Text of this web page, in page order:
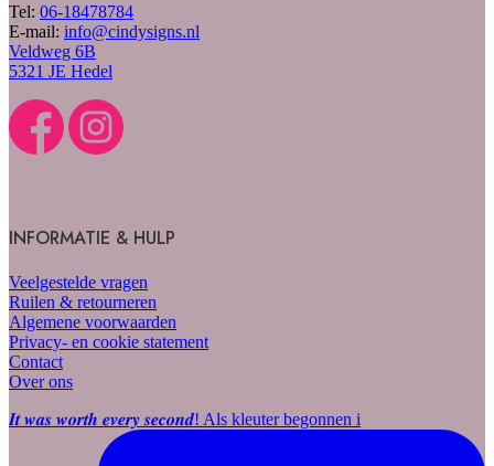
Tel: 06-18478784
E-mail: info@cindysigns.nl
Veldweg 6B
5321 JE Hedel
INFORMATIE & HULP
Veelgestelde vragen
Ruilen & retourneren
Algemene voorwaarden
Privacy- en cookie statement
Contact
Over ons
𝑰𝒕 𝒘𝒂𝒔 𝒘𝒐𝒓𝒕𝒉 𝒆𝒗𝒆𝒓𝒚 𝒔𝒆𝒄𝒐𝒏𝒅! Als kleuter begonnen i